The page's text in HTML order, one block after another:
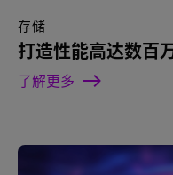
存储
打造性能高达数百
了解更多